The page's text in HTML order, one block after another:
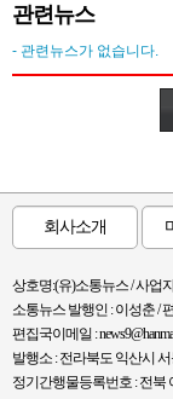
관련뉴스
- 관련뉴스가 없습니다.
회사소개
상호명:(유)소통뉴스 / 사업자
소통뉴스 발행인 : 이성춘 /
편집국이메일 :
발행소 : 전라북도 익산시
정기간행물등록번호 : 전북